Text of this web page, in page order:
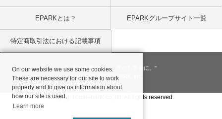
EPARKとは？ EPARKグループサイト一覧
特定商取引法における記載事項
"一回のお客様を、一生のお客様に。"
© 2001- 2026 EPARK, Inc.
Copyright©databank co, ltd. All rights reserved.
On our website we use some cookies.
These are necessary for our site to work
properly and to give us information about
how our site is used.
Learn more